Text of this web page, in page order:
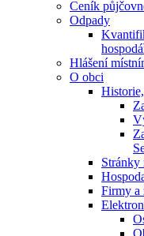
Ceník
Odpady
Hlášení
O obci
Stránky
Firmy a